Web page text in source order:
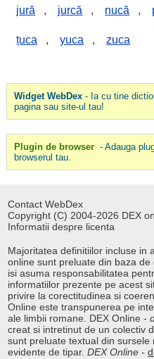
jură , jurcă , nucă ,
țuca , yuca , zuca
Widget WebDex- Ia cu tine
pagina sau site-ul tau!
Plugin de browser - Adauga
browserul tau.
Contact WebDex
Copyright (C) 2004-2026 DEX
Informatii despre licenta
Majoritatea definitiilor incluse in
online sunt preluate din baza de
isi asuma responsabilitatea
informatiilor prezente pe acest
privire la corectitudinea si
Online este transpunerea pe
ale limbii romane. DEX Online -
creat si intretinut de un colectiv
sunt preluate textual din
evidente de tipar.DEX Online -